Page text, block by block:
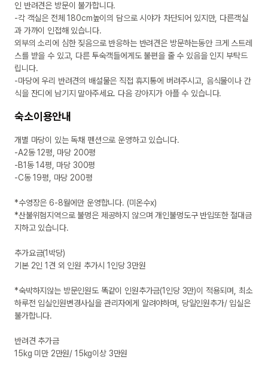
인 반려견은 방문이 불가합니다.
-각 객실은 전체 180cm높이의 담으로 시야가 차단되어 있지만, 다른객실
과 가까이 인접해 있습니다.
외부의 소리에 심한 짖음으로 반응하는 반려견은 방문하는동안 크게 스트레
스를 받을 수 있고, 다른 투숙객들에게도 불편을 줄 수 있음을 인지 부탁드
립니다.
-마당에 우리 반려견의 배설물은 직접 휴지통에 버려주시고, 음식물이나 간
식을 잔디에 남기지 말아주세요. 다음 강아지가 아플 수 있습니다.
숙소이용안내
개별 마당이 있는 독채 펜션으로 운영하고 있습니다.
-A2동 12평, 마당 200평
-B1동 14평, 마당 300평
-C동 19평, 마당 200평
*수영장은 6-8월에만 운영합니다. (미온수x)
*산불위험지역으로 불멍은 제공하지 않으며 개인불멍도구 반입또한 절대금
지하고 있습니다.
추가요금(1박당)
기본 2인 1견 외 인원 추가시 1인당 3만원
*숙박하지않는 방문인원도 똑같이 인원추가금(1인당 3만)이 적용되며, 최소
하루전 입실인원변경사실을 관리자에게 알려야하며, 당일인원추가/ 입실은
불가합니다.
반려견 추가금
15kg 미만 2만원/ 15kg이상 3만원